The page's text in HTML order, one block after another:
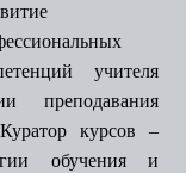
учителя
преподавания
курсов –
обучения и